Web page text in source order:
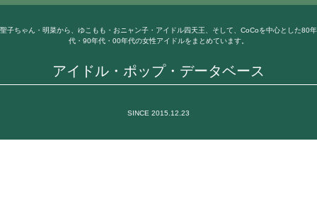
アイドル・ポップ・データベース
聖子ちゃん・明菜から、ゆこもも・おニャン子・アイドル四天王、そして、CoCoを中心とした80年
代・90年代・00年代の女性アイドルをまとめています。
SINCE 2015.12.23